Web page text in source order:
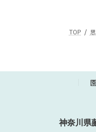
TOP
神奈川県